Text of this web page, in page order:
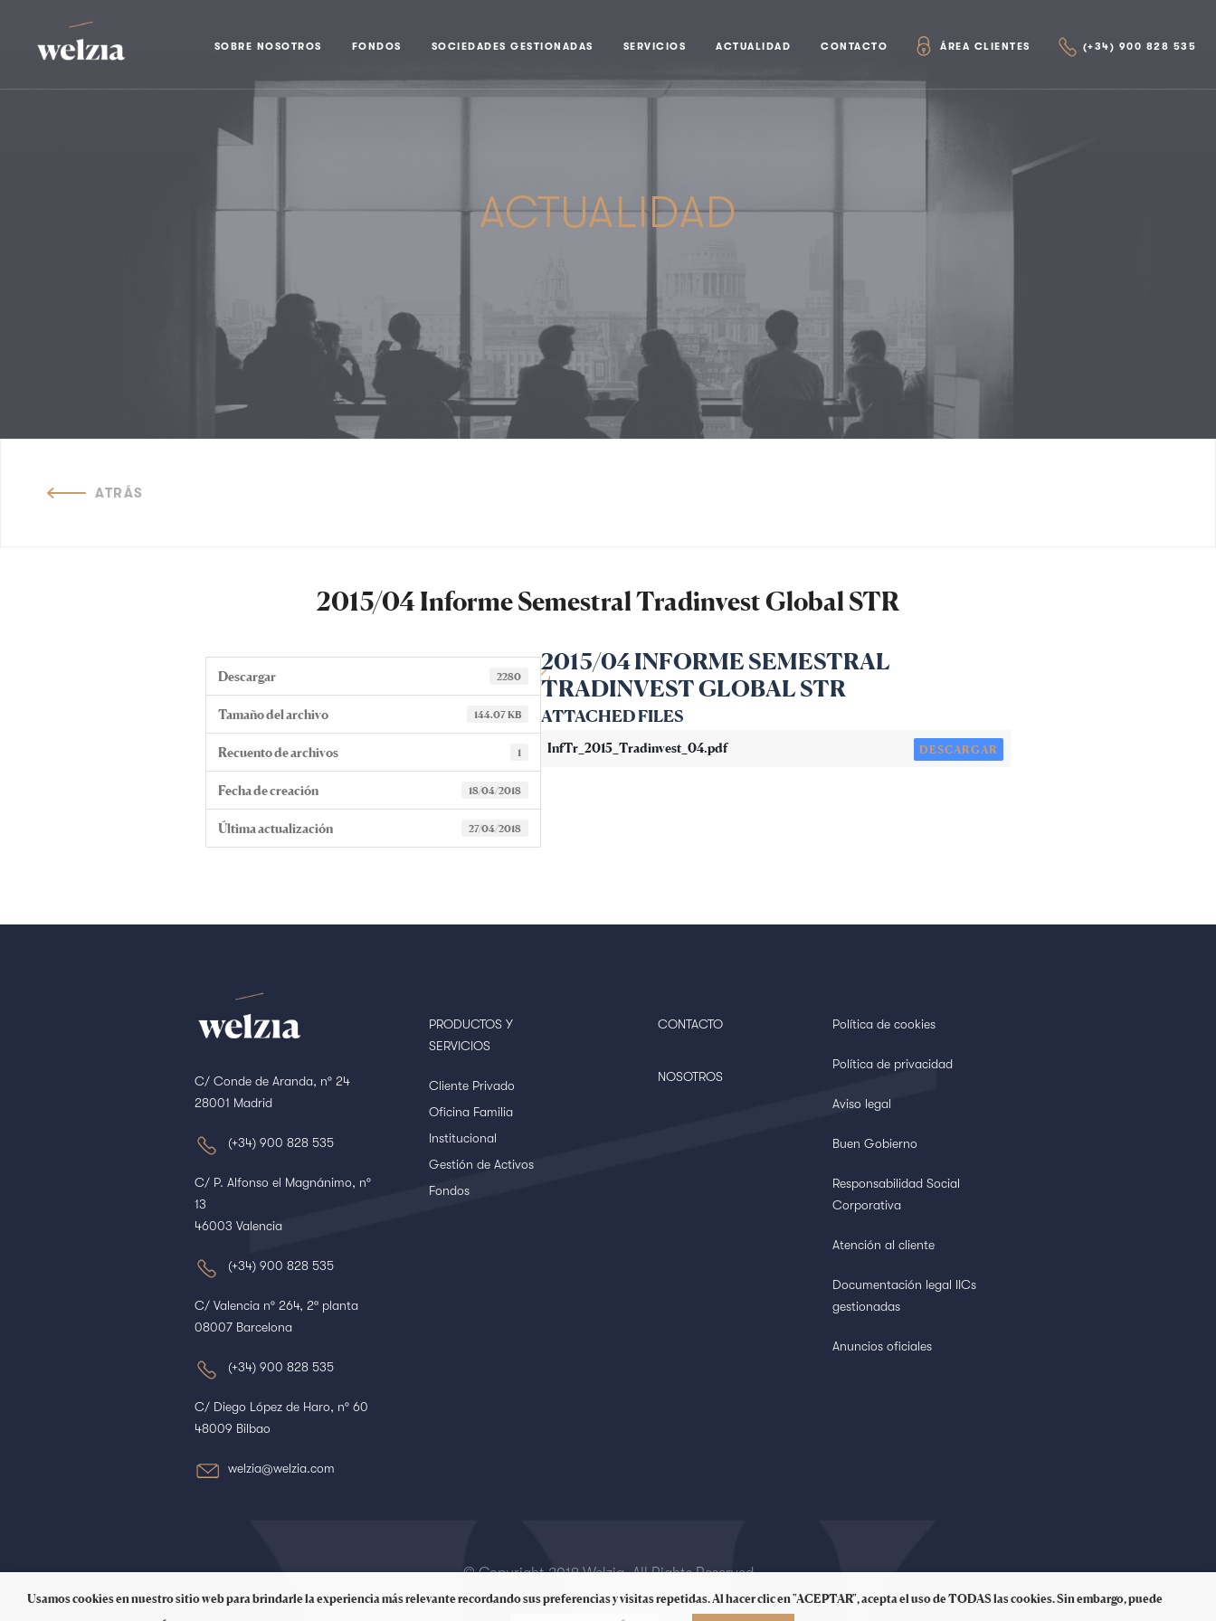
SOBRE NOSOTROS FONDOS SOCIEDADES GESTIONADAS SERVICIOS ACTUALIDAD CONTACTO ÁREA CLIENTES (+34) 900 828 535
ACTUALIDAD
ATRÁS
2015/04 Informe Semestral Tradinvest Global STR
Descargar 2280
Tamaño del archivo 144.07 KB
Recuento de archivos 1
Fecha de creación 18/04/2018
Última actualización 27/04/2018
2015/04 INFORME SEMESTRAL
TRADINVEST GLOBAL STR
ATTACHED FILES
InfTr_2015_Tradinvest_04.pdf DESCARGAR
C/ Conde de Aranda, nº 24
28001 Madrid
(+34) 900 828 535
C/ P. Alfonso el Magnánimo, nº
13
46003 Valencia
(+34) 900 828 535
C/ Valencia nº 264, 2ª planta
08007 Barcelona
(+34) 900 828 535
C/ Diego López de Haro, nº 60
48009 Bilbao
welzia@welzia.com
PRODUCTOS Y
SERVICIOS
Cliente Privado
Oficina Familia
Institucional
Gestión de Activos
Fondos
CONTACTO
NOSOTROS
Política de cookies
Política de privacidad
Aviso legal
Buen Gobierno
Responsabilidad Social
Corporativa
Atención al cliente
Documentación legal IICs
gestionadas
Anuncios oficiales
© Copyright 2018 Welzia. All Rights Reserved
Usamos cookies en nuestro sitio web para brindarle la experiencia más relevante recordando sus preferencias y visitas repetidas. Al hacer clic en "ACEPTAR", acepta el uso de TODAS las cookies. Sin embargo, puede